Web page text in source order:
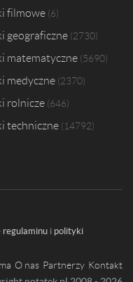
filmowe 6
geograficzne 2730
matematyczne 5690
medyczne 2370
rolnicze 646
techniczne 14792
regulaminu i polityki
O nas Partnerzy Kontakt